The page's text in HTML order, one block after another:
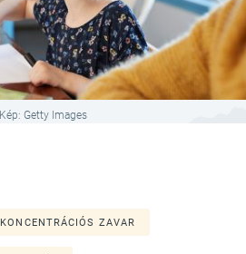
Kép: Getty Images
KONCENTRÁCIÓS ZAVAR